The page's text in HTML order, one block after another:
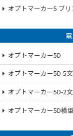
オプトマーカー5 ブリ
オプトマーカー5D
オプトマーカー5D-5
オプトマーカー5D-2
オプトマーカー5D横型